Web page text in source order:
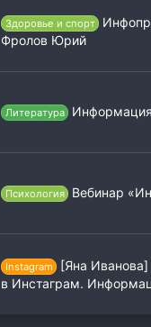
Здоровье и спорт
Фролов Юрий
Литература
Психология Вебинар
Instagram
[Яна
в Инстаграм.